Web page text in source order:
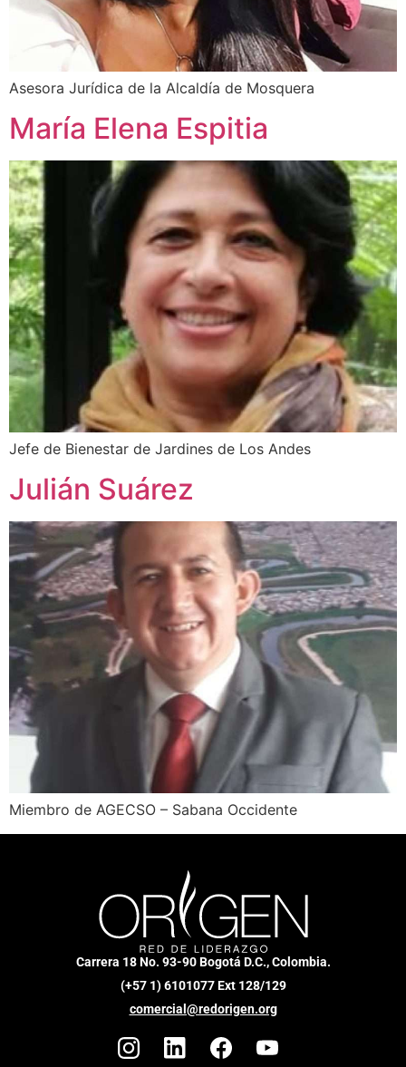
Asesora Jurídica de la Alcaldía de Mosquera
María Elena Espitia
Jefe de Bienestar de Jardines de Los Andes
Julián Suárez
Miembro de AGECSO – Sabana Occidente
Carrera 18 No. 93-90 Bogotá D.C., Colombia.
(+57 1) 6101077 Ext 128/129
comercial@redorigen.org